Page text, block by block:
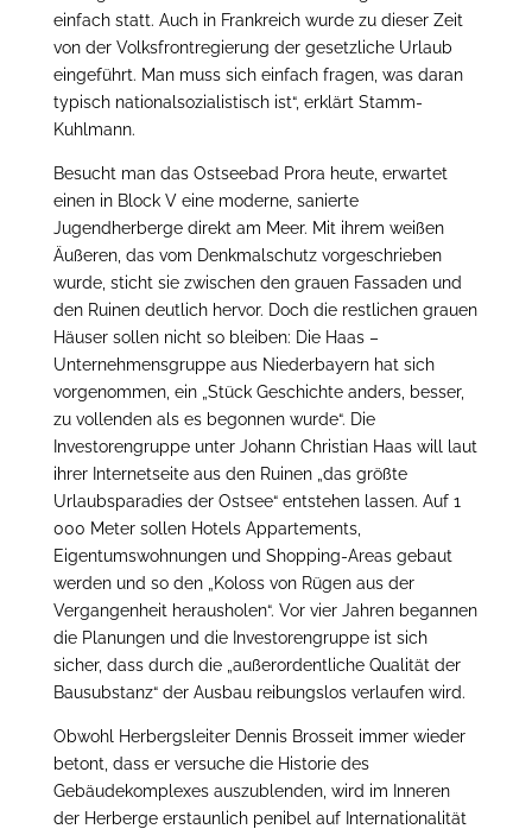
einfach statt. Auch in Frankreich wurde zu dieser Zeit
von der Volksfrontregierung der gesetzliche Urlaub
eingeführt. Man muss sich einfach fragen, was daran
typisch nationalsozialistisch ist“, erklärt Stamm-
Kuhlmann.
Besucht man das Ostseebad Prora heute, erwartet
einen in Block V eine moderne, sanierte
Jugendherberge direkt am Meer. Mit ihrem weißen
Äußeren, das vom Denkmalschutz vorgeschrieben
wurde, sticht sie zwischen den grauen Fassaden und
den Ruinen deutlich hervor. Doch die restlichen grauen
Häuser sollen nicht so bleiben: Die Haas –
Unternehmensgruppe aus Niederbayern hat sich
vorgenommen, ein „Stück Geschichte anders, besser,
zu vollenden als es begonnen wurde“. Die
Investorengruppe unter Johann Christian Haas will laut
ihrer Internetseite aus den Ruinen „das größte
Urlaubsparadies der Ostsee“ entstehen lassen. Auf 1
000 Meter sollen Hotels Appartements,
Eigentumswohnungen und Shopping-Areas gebaut
werden und so den „Koloss von Rügen aus der
Vergangenheit herausholen“. Vor vier Jahren begannen
die Planungen und die Investorengruppe ist sich
sicher, dass durch die „außerordentliche Qualität der
Bausubstanz“ der Ausbau reibungslos verlaufen wird.
Obwohl Herbergsleiter Dennis Brosseit immer wieder
betont, dass er versuche die Historie des
Gebäudekomplexes auszublenden, wird im Inneren
der Herberge erstaunlich penibel auf Internationalität